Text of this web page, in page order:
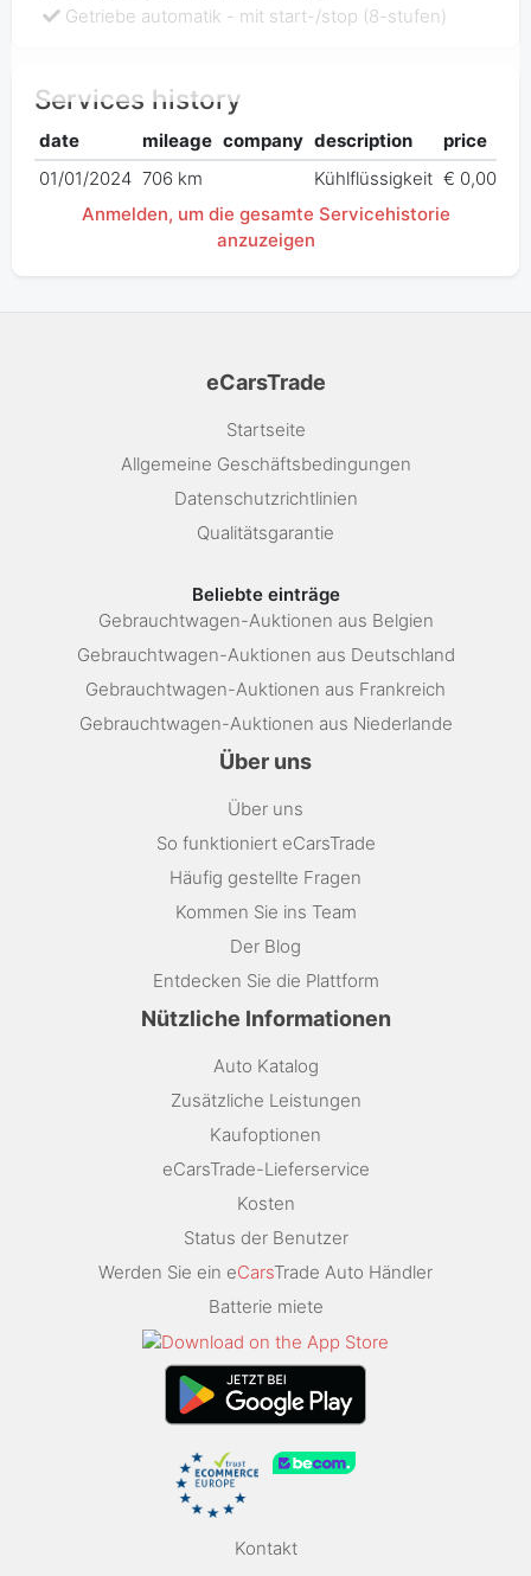
Getriebe automatik - mit start-/stop (8-stufen)
Services history
date mileage company description
price
01/01/2024 706 km Kühlflüssigkeit € 0,00
Anmelden, um die gesamte Servicehistorie
anzuzeigen
eCarsTrade
Startseite
Allgemeine Geschäftsbedingungen
Datenschutzrichtlinien
Qualitätsgarantie
Beliebte einträge
Gebrauchtwagen-Auktionen aus Belgien
Gebrauchtwagen-Auktionen aus Deutschland
Gebrauchtwagen-Auktionen aus Frankreich
Gebrauchtwagen-Auktionen aus Niederlande
Über uns
Über uns
So funktioniert eCarsTrade
Häufig gestellte Fragen
Kommen Sie ins Team
Der Blog
Entdecken Sie die Plattform
Nützliche Informationen
Auto Katalog
Zusätzliche Leistungen
Kaufoptionen
eCarsTrade-Lieferservice
Kosten
Status der Benutzer
Werden Sie ein eCarsTrade Auto Händler
Batterie miete
Kontakt